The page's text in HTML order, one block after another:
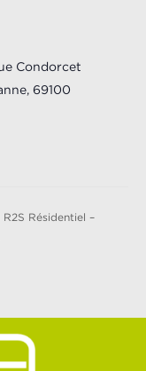
Condorcet
69100
Résidentiel –